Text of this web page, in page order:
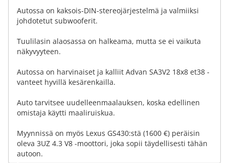
Autossa on kaksois-DIN-stereojärjestelmä ja valmiiksi
johdotetut subwooferit.
Tuulilasin alaosassa on halkeama, mutta se ei vaikuta
näkyvyyteen.
Autossa on harvinaiset ja kalliit Advan SA3V2 18x8 et38 -
vanteet hyvillä kesärenkailla.
Auto tarvitsee uudelleenmaalauksen, koska edellinen
omistaja käytti maaliruiskua.
Myynnissä on myös Lexus GS430:stä (1600 €) peräisin
oleva 3UZ 4.3 V8 -moottori, joka sopii täydellisesti tähän
autoon.